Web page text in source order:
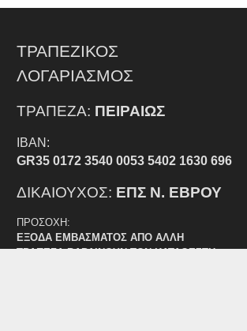
ΤΡΑΠΕΖΙΚΟΣ
ΛΟΓΑΡΙΑΣΜΟΣ
ΤΡΑΠΕΖΑ: ΠΕΙΡΑΙΩΣ
IBAN:
GR35 0172 3540 0053 5402 1630 696
ΔΙΚΑΙΟΥΧΟΣ: ΕΠΣ Ν. ΕΒΡΟΥ
ΠΡΟΣΟΧΗ:
ΕΞΟΔΑ ΕΜΒΑΣΜΑΤΟΣ ΑΠΟ ΑΛΛΗ
ΤΡΑΠΕΖΑ ΒΑΡΑΙΝΟΥΝ ΤΟΝ ΚΑΤΑΘΕΣΤΗ